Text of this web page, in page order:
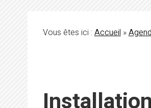
Vous êtes ici :Accueil»